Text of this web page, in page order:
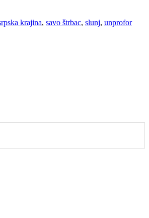
krajina, savo štrbac, slunj, unprofor